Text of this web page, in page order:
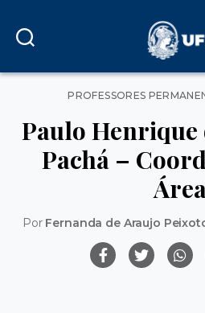
PROFESSORES
Paulo Henrique
Pachá –
Por Fernanda de Araujo